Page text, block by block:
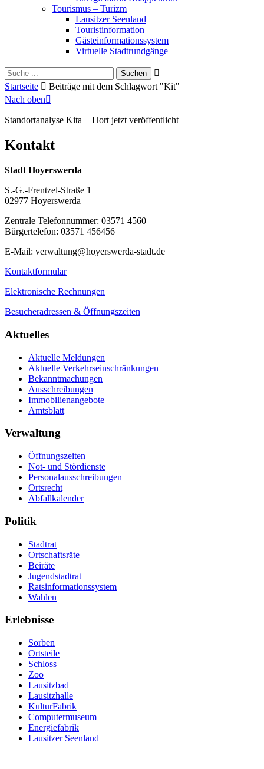
Tourismus – Turizm
Lausitzer Seenland
Touristinformation
Gästeinformationssystem
Virtuelle Stadtrundgänge
Suche
für:
Startseite
Beiträge mit dem Schlagwort "Kit"
Nach oben
Standortanalyse Kita + Hort jetzt veröffentlicht
Kontakt
Stadt Hoyerswerda
S.-G.-Frentzel-Straße 1
02977 Hoyerswerda
Zentrale Telefonnummer: 03571 4560
Bürgertelefon: 03571 456456
E-Mail: verwaltung@hoyerswerda-stadt.de
Kontaktformular
Elektronische Rechnungen
Besucheradressen & Öffnungszeiten
Aktuelles
Aktuelle Meldungen
Aktuelle Verkehrseinschränkungen
Bekanntmachungen
Ausschreibungen
Immobilienangebote
Amtsblatt
Verwaltung
Öffnungszeiten
Not- und Stördienste
Personalausschreibungen
Ortsrecht
Abfallkalender
Politik
Stadtrat
Ortschaftsräte
Beiräte
Jugendstadtrat
Ratsinformationssystem
Wahlen
Erlebnisse
Sorben
Ortsteile
Schloss
Zoo
Lausitzbad
Lausitzhalle
KulturFabrik
Computermuseum
Energiefabrik
Lausitzer Seenland